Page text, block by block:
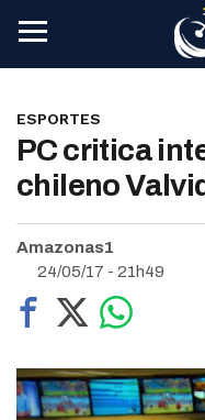
ESPORTES
PC critica
chileno
Amazonas1
24/05/17 - 21h49